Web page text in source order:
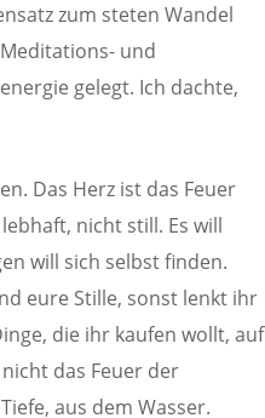
zum steten Wandel
und
gelegt. Ich dachte,
Das Herz ist das Feuer
nicht still. Es will
will sich selbst finden.
eure Stille, sonst lenkt ihr
die ihr kaufen wollt, auf
das Feuer der
aus dem Wasser.